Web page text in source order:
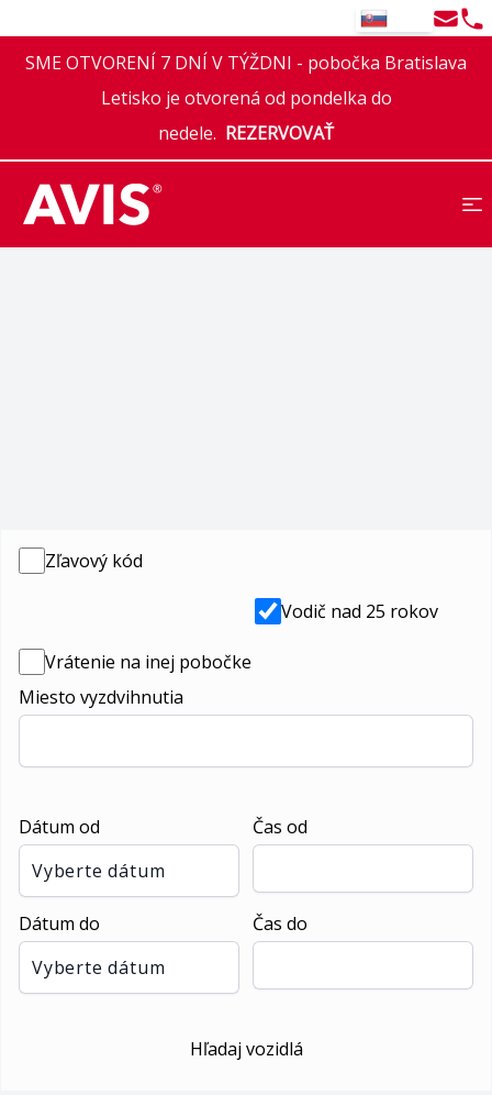
SK Email
SME OTVORENÍ 7 DNÍ V TÝŽDNI - pobočka Bratislava
Letisko je otvorená od pondelka do
nedele. REZERVOVAŤ
Vrátenie na inej pobočke
Vodič nad 25 rokov
Zľavový kód
Miesto vyzdvihnutia
Dátum od
Vyberte dátum
Čas od
Dátum do
Vyberte dátum
Čas do
Hľadaj vozidlá